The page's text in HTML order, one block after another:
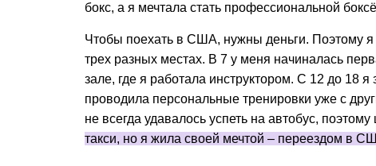
бокс, а я мечтала стать профессиональной
Чтобы поехать в США, нужны деньги. Поэтому я
трех разных местах. В 7 у меня начиналась
зале, где я работала инструктором. С 12 до 18
проводила персональные тренировки уже с
не всегда удавалось успеть на автобус,
такси, но я жила своей мечтой – переездом в